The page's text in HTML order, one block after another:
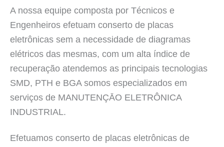
A nossa equipe composta por Técnicos e
Engenheiros efetuam conserto de placas
eletrônicas sem a necessidade de diagramas
elétricos das mesmas, com um alta índice de
recuperação atendemos as principais tecnologias
SMD, PTH e BGA somos especializados em
serviços de MANUTENÇĀO ELETRÔNICA
INDUSTRIAL.
Efetuamos conserto de placas eletrônicas de